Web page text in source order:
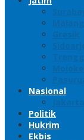
Malang
Gresik
Nasional
Jakarta
Politik
Hukrim
Ekbis